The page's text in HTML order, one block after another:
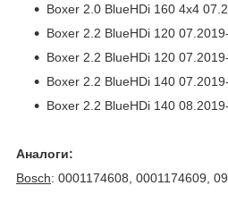
Boxer 2.0 BlueHDi 160 4x4
Boxer 2.2 BlueHDi 120
Boxer 2.2 BlueHDi 120
Boxer 2.2 BlueHDi 140
Boxer 2.2 BlueHDi 140
Аналоги:
Bosch: 0001174608, 0001174609,